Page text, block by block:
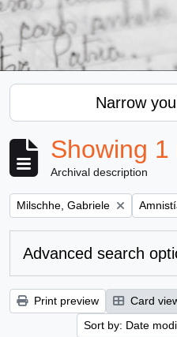
Narrow
Showing 1
Archival description
Remove filter:
Milschhe, Gabriele
Advanced search
Print preview Card
Sort by: Date